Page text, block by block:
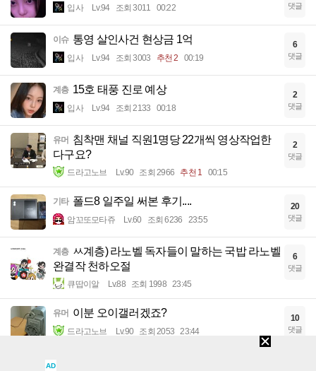
입사 Lv.94 조회 3011 00:22 댓글
이슈 통영 살인사건 현상금 1억
입사 Lv.94 조회 3003 추천 2 00:19
6
댓글
계층 15호 태풍 진로 예상
입사 Lv.94 조회 2133 00:18
2
댓글
유머 침착맨 채널 직원1명당 22개씩 영상작업한
다구요?
드라고노브 Lv.90 조회 2966 추천 1 00:15
2
댓글
기타 폴드8 일주일 써본 후기....
암꼬또모타쥬 Lv.60 조회 6236 23:55
20
댓글
계층 ㅆ계층) 라노벨 독자들이 말하는 국밥 라노벨
완결작 천하오절
큐땁이알 Lv.88 조회 1998 23:45
6
댓글
유머 이분 오이갤러겠죠?
드라고노브 Lv.90 조회 2053 23:44
10
댓글
이슈
AD